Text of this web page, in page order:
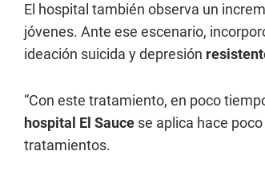
El hospital también observa un
jóvenes. Ante ese escenario,
ideación suicida y depresión
“Con este tratamiento, en poco
hospital El Sauce se aplica hace
tratamientos.